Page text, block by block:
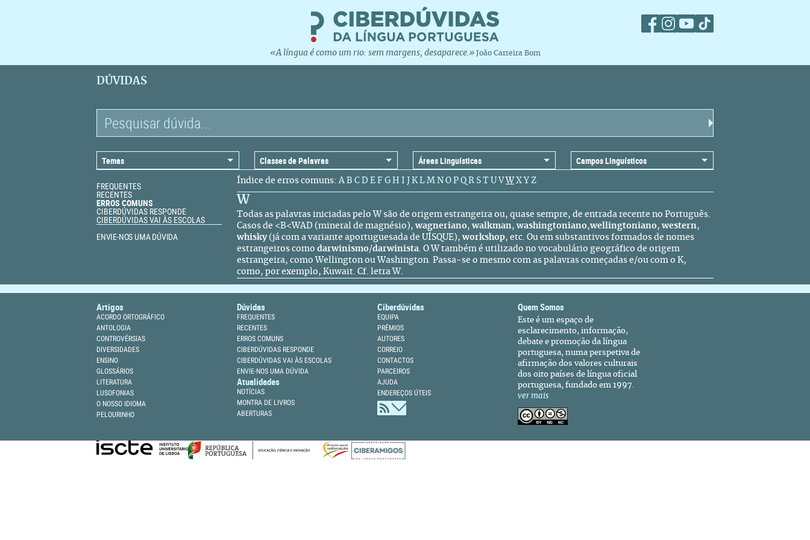
«A língua é como um rio: sem margens, desaparece.» João Carreira Bom
DÚVIDAS
FREQUENTES
RECENTES
ERROS COMUNS
CIBERDÚVIDAS RESPONDE
CIBERDÚVIDAS VAI ÀS ESCOLAS
ENVIE-NOS UMA DÚVIDA
Índice de erros comuns:A B C D E F G H I K L M N O P Q R S T U V W X Y Z
W
Todas as palavras iniciadas pelo W são de origem estrangeira ou, quase sempre, de entrada recente no Português.
Casos de <B<WAD (mineral de magnésio),wagneriano,walkman,washingtoniano,wellingtoniano,western,
whisky(já com a variante aportuguesada de UÍSQUE),workshop, etc. Ou em substantivos formados de nomes
estrangeiros como darwinismo/darwinista. O W também é utilizado no vocabulário geográfico de origem
estrangeira, como Wellington ou Washington. Passa-se o mesmo com as palavras começadas e/ou com o K,
como, por exemplo, Kuwait. Cf. letra W.
Artigos
ACORDO ORTOGRÁFICO
ANTOLOGIA
CONTROVÉRSIAS
DIVERSIDADES
ENSINO
GLOSSÁRIOS
LITERATURA
LUSOFONIAS
O NOSSO IDIOMA
PELOURINHO
Dúvidas
FREQUENTES
RECENTES
ERROS COMUNS
CIBERDÚVIDAS RESPONDE
CIBERDÚVIDAS VAI ÀS ESCOLAS
ENVIE-NOS UMA DÚVIDA
Atualidades
NOTÍCIAS
MONTRA DE LIVROS
ABERTURAS
Ciberdúvidas
EQUIPA
PRÉMIOS
AUTORES
CORREIO
CONTACTOS
PARCEIROS
AJUDA
ENDEREÇOS ÚTEIS
Quem Somos
Este é um espaço de
esclarecimento, informação,
debate e promoção da língua
portuguesa, numa perspetiva de
afirmação dos valores culturais
dos oito países de língua oficial
portuguesa, fundado em 1997.
ver mais